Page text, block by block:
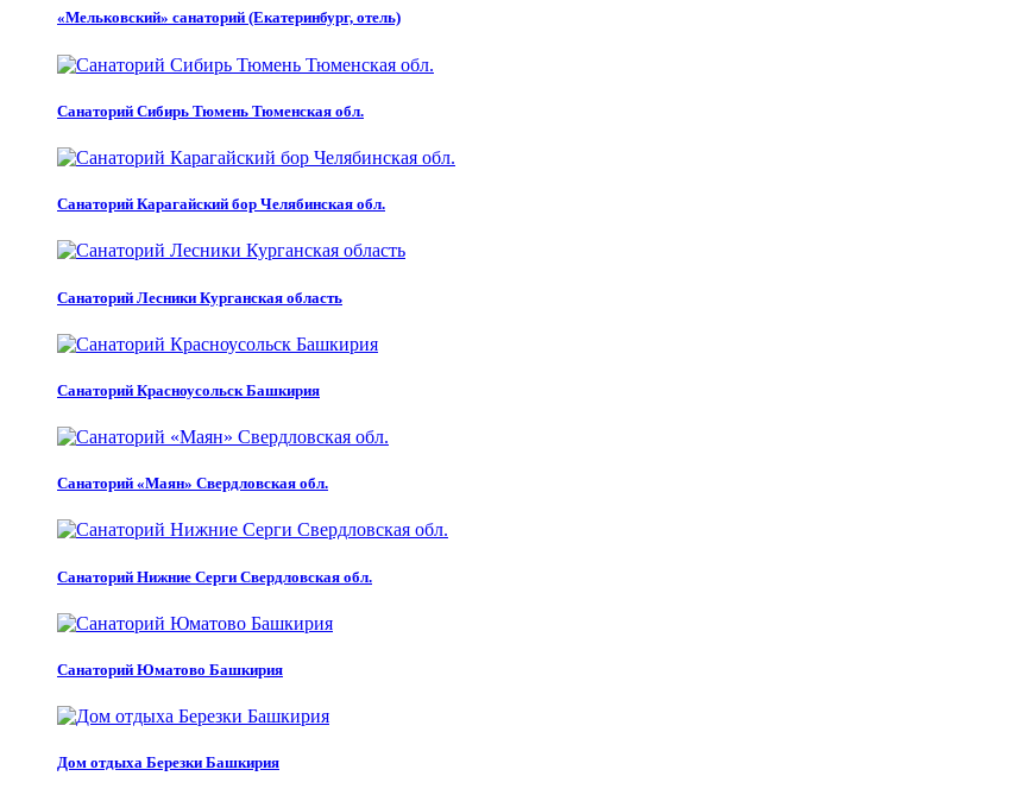
«Мельковский» санаторий (Екатеринбург, отель)
Санаторий Сибирь Тюмень Тюменская обл.
Санаторий Карагайский бор Челябинская обл.
Санаторий Лесники Курганская область
Санаторий Красноусольск Башкирия
Санаторий «Маян» Свердловская обл.
Санаторий Нижние Серги Свердловская обл.
Санаторий Юматово Башкирия
Дом отдыха Березки Башкирия